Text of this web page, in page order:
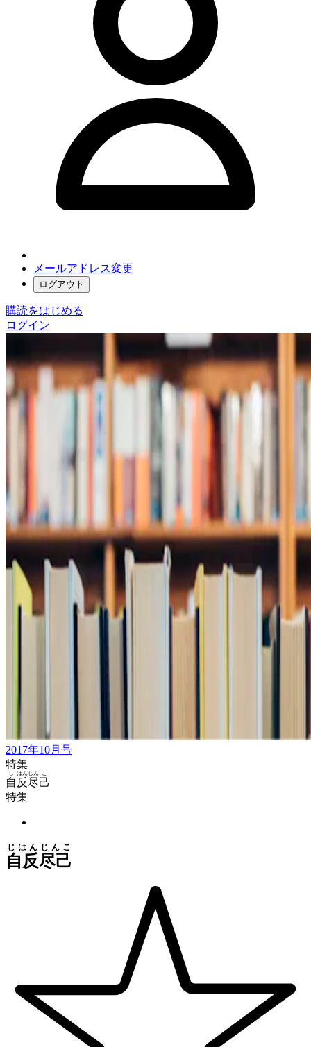
メールアドレス変更
ログアウト
購読をはじめる
ログイン
2017年10月号
特集
自
じ
反
はん
尽
じん
己
こ
特集
自反尽己
じはんじんこ